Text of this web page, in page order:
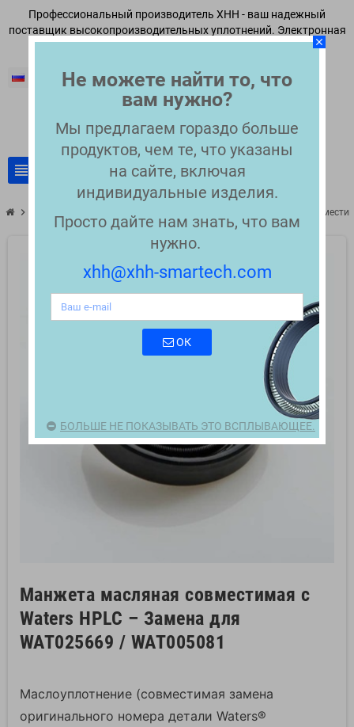
Профессиональный производитель XHH - ваш надежный
поставщик высокопроизводительных уплотнений. Электронная
почта:xhh@xhh-smartech.com
Русский
view_headline
chevron_right Манжета масляная
Манжета масляная совместимая с
Waters HPLC – Замена для
WAT025669 / WAT005081
Маслоуплотнение (совместимая замена
оригинального номера детали Waters®
close
Не можете найти то, что
вам нужно?
Мы предлагаем гораздо больше
продуктов, чем те, что указаны
на сайте, включая
индивидуальные изделия.
Просто дайте нам знать, что вам
нужно.
xhh@xhh-smartech.com
ОК
БОЛЬШЕ НЕ ПОКАЗЫВАТЬ ЭТО ВСПЛЫВАЮЩЕЕ.